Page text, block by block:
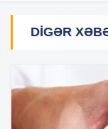
DIGƏR